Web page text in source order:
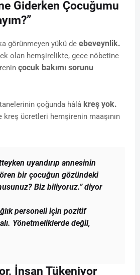
Giderken Çocuğumu
görünmeyen yükü de ebeveynlik.
olan hemşirelikte, gece nöbetine
çocuk bakımı sorunu
çoğunda hâlâ kreş yok.
kreş ücretleri hemşirenin maaşının
uyandırıp annesinin
bir çocuğun gözündeki
Biz biliyoruz.” diyor
personeli için pozitif
Yönetmeliklerde değil,
İnsan Tükeniyor